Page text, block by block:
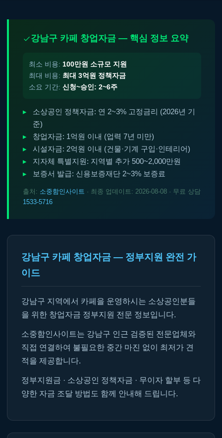
강남구 카페 창업자금 — 핵심 정보 요약
최소 비용: 100만원 소규모 지원
최대 비용: 최대 3억원 정책자금
소요 기간: 신청~승인: 2~6주
소상공인 정책자금: 연 2~3% 고정금리 (2026년 기
준)
창업자금: 1억원 이내 (업력 7년 미만)
시설자금: 2억원 이내 (건물·기계 구입·인테리어)
지자체 특별지원: 지역별 추가 500~2,000만원
보증서 발급: 신용보증재단 2~3% 보증료
출처: 소중함인사이트 · 최종 업데이트: 2026-08-08 · 무료 상담
1533-5716
강남구 카페 창업자금 — 정부지원 완전 가
이드
강남구 지역에서 카페을 운영하시는 소상공인분들
을 위한 창업자금 정부지원 전문 정보입니다.
소중함인사이트는 강남구 인근 검증된 전문업체와
직접 연결하여 불필요한 중간 마진 없이 최저가 견
적을 제공합니다.
정부지원금 · 소상공인 정책자금 · 무이자 할부 등 다
양한 자금 조달 방법도 함께 안내해 드립니다.